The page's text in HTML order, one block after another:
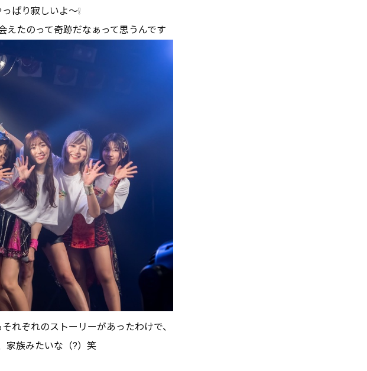
ぱり寂しいよ〜❕
えたのって奇跡だなぁって思うんです
れぞれのストーリーがあったわけで、
家族みたいな（?）笑